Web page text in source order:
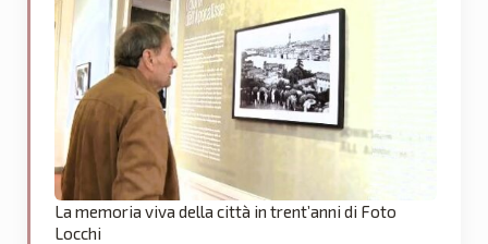
La memoria viva della città in trent’anni di Foto
Locchi